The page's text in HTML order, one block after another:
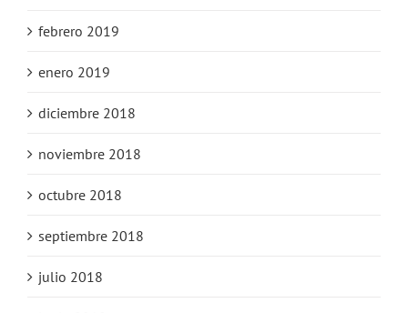
febrero 2019
enero 2019
diciembre 2018
noviembre 2018
octubre 2018
septiembre 2018
julio 2018